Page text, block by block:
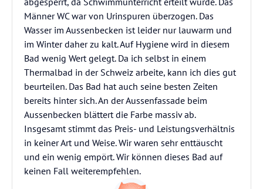
Männer WC war von Urinspuren überzogen. Das
Wasser im Aussenbecken ist leider nur lauwarm und
im Winter daher zu kalt. Auf Hygiene wird in diesem
Bad wenig Wert gelegt. Da ich selbst in einem
Thermalbad in der Schweiz arbeite, kann ich dies gut
beurteilen. Das Bad hat auch seine besten Zeiten
bereits hinter sich. An der Aussenfassade beim
Aussenbecken blättert die Farbe massiv ab.
Insgesamt stimmt das Preis- und Leistungsverhältnis
in keiner Art und Weise. Wir waren sehr enttäuscht
und ein wenig empört. Wir können dieses Bad auf
keinen Fall weiterempfehlen.